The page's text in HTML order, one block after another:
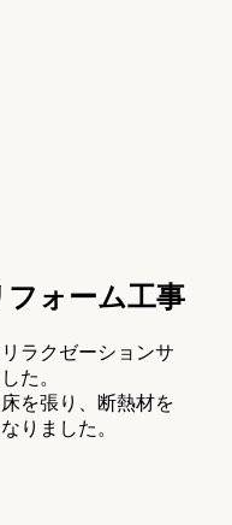
ォーム工事
ラクゼーションサ
た。
を張り、断熱材を
りました。